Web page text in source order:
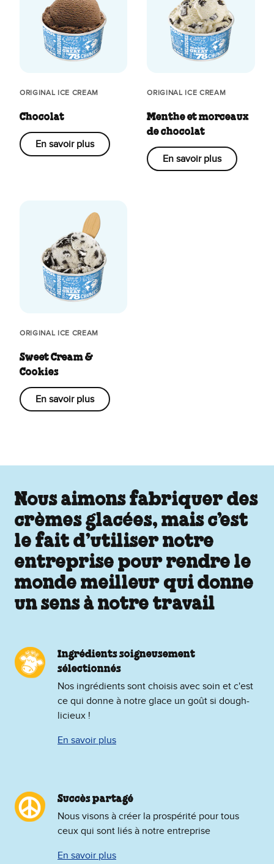
ORIGINAL ICE CREAM
Chocolat
En savoir plus
ORIGINAL ICE CREAM
Menthe et morceaux
de chocolat
En savoir plus
ORIGINAL ICE CREAM
Sweet Cream &
Cookies
En savoir plus
Nous aimons fabriquer des
crèmes glacées, mais c’est
le fait d’utiliser notre
entreprise pour rendre le
monde meilleur qui donne
un sens à notre travail
Ingrédients soigneusement
sélectionnés
Nos ingrédients sont choisis avec soin et c'est
ce qui donne à notre glace un goût si dough-
licieux !
En savoir plus
Succès partagé
Nous visons à créer la prospérité pour tous
ceux qui sont liés à notre entreprise
En savoir plus